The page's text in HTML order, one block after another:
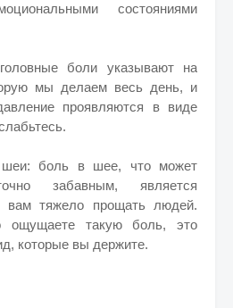
состояниями
боли указывают на
мы делаем весь день, и
проявляются в виде
боль в шее, что может
забавным, является
вам тяжело прощать людей.
ощущаете такую ​​боль, это
которые вы держите.